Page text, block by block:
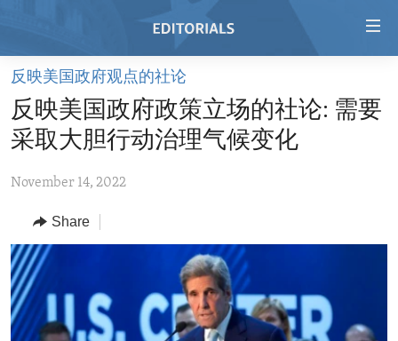
Skip
main
content
to
Navigation
Skip
to
Search
HOME
VIDEO
REGIONS
AFRICA
AMERICAS
ASIA
EUROPE
TOPICS
HUMAN RIGHTS
SECURITY AND DEFENSE
AID AND DEVELOPMENT
ARCHIVE
ABOUT US
FOLLOW US
反映美国政府观点的社论
反映美国政府政策立场的社论: 需要
采取大胆行动治理气候变化
November 14, 2022
Share